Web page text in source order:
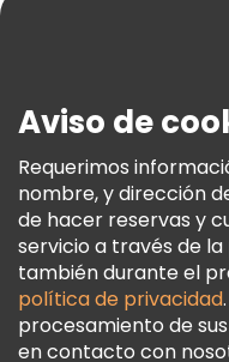
Términos E
Política De Cookies
Freetour Premios
Programa De Fidelidad
Aviso de
Requerimos
nombre, y dirección
de hacer reservas y
servicio a través de
también durante el
política de privacidad
procesamiento de
en contacto con